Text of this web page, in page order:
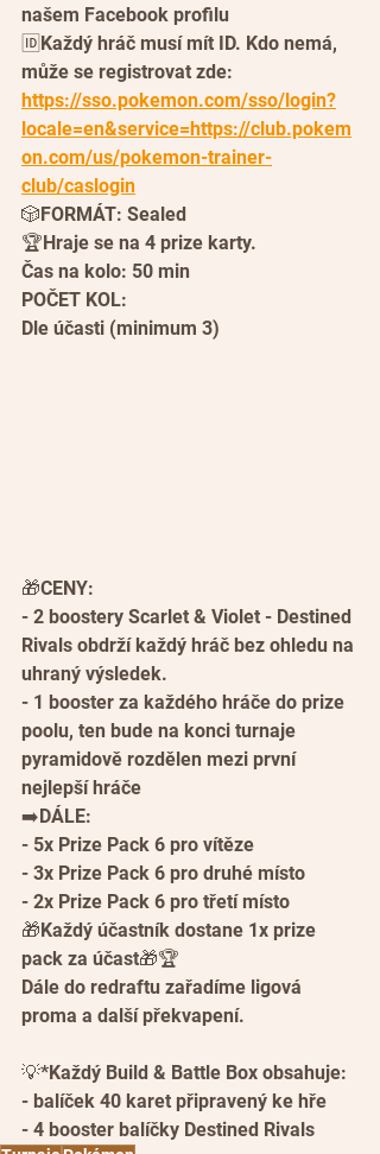
našem Facebook profilu
🆔Každý hráč musí mít ID. Kdo nemá,
může se registrovat zde:
https://sso.pokemon.com/sso/login?
locale=en&service=https://club.pokem
on.com/us/pokemon-trainer-
club/caslogin
🎲FORMÁT: Sealed
🏆Hraje se na 4 prize karty.
Čas na kolo: 50 min
POČET KOL:
Dle účasti (minimum 3)
🎁CENY:
- 2 boostery Scarlet & Violet - Destined
Rivals obdrží každý hráč bez ohledu na
uhraný výsledek.
- 1 booster za každého hráče do prize
poolu, ten bude na konci turnaje
pyramidově rozdělen mezi první
nejlepší hráče
➡️DÁLE:
- 5x Prize Pack 6 pro vítěze
- 3x Prize Pack 6 pro druhé místo
- 2x Prize Pack 6 pro třetí místo
🎁Každý účastník dostane 1x prize
pack za účast🎁🏆
Dále do redraftu zařadíme ligová
proma a další překvapení.
💡*Každý Build & Battle Box obsahuje:
- balíček 40 karet připravený ke hře
- 4 booster balíčky Destined Rivals